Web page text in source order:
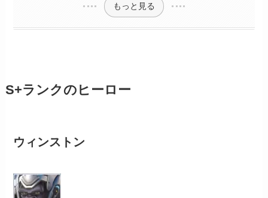
もっと見る
S+ランクのヒーロー
ウィンストン